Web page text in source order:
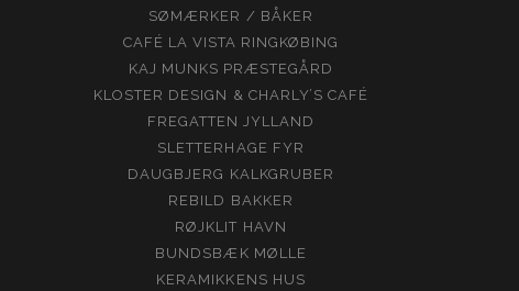
SØMÆRKER / BÅKER
CAFÉ LA VISTA RINGKØBING
KAJ MUNKS PRÆSTEGÅRD
KLOSTER DESIGN & CHARLY’S CAFÉ
FREGATTEN JYLLAND
SLETTERHAGE FYR
DAUGBJERG KALKGRUBER
REBILD BAKKER
RØJKLIT HAVN
BUNDSBÆK MØLLE
KERAMIKKENS HUS